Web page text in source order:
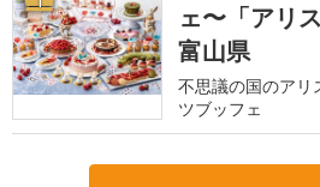
ェ〜「アリ
富山県
不思議の国のアリ
ツブッフェ